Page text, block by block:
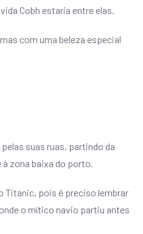
Cobh estaria entre elas.
com uma beleza especial
suas ruas, partindo da
à zona baixa do porto.
Titanic, pois é preciso lembrar
o mítico navio partiu antes